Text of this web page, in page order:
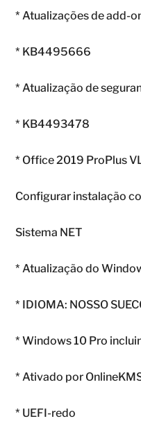
* Atualizações de add-
* KB4495666
* Atualização de
* KB4493478
* Office 2019 ProPlus
Configurar instalação
Sistema NET
* Atualização do
* IDIOMA: NOSSO
* Windows 10 Pro
* Ativado por
* UEFI-redo